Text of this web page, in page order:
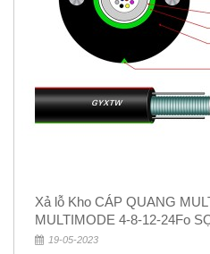
Xả lỗ Kho CÁP QUANG MULTIMODE
MULTIMODE 4-8-12-24Fo
Rẻ 5k
19-05-2023